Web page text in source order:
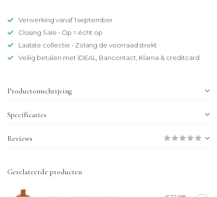
Verwerking vanaf 1 september
Closing Sale • Op = écht op
Laatste collectie • Zolang de voorraad strekt
Veilig betalen met iDEAL, Bancontact, Klarna & creditcard
Productomschrijving
Specificaties
Reviews
Gerelateerde producten